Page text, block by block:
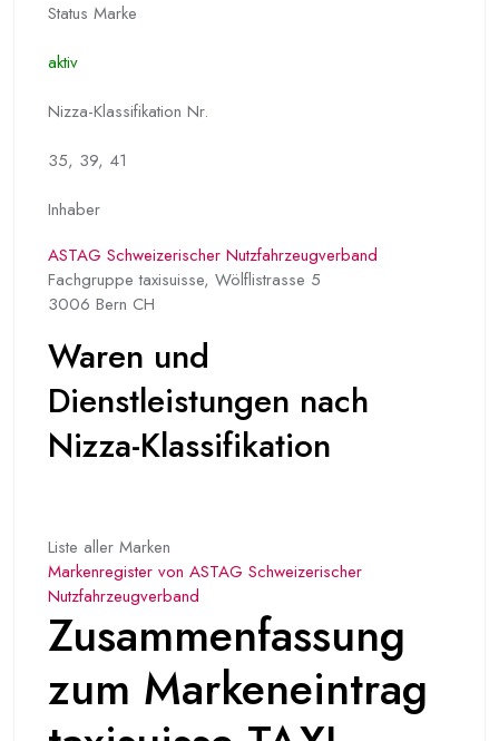
Status Marke
aktiv
Nizza-Klassifikation Nr.
35, 39, 41
Inhaber
ASTAG Schweizerischer Nutzfahrzeugverband
Fachgruppe taxisuisse, Wölflistrasse 5
3006 Bern CH
Waren und
Dienstleistungen nach
Nizza-Klassifikation
Liste aller Marken
Markenregister von ASTAG Schweizerischer
Nutzfahrzeugverband
Zusammenfassung
zum Markeneintrag